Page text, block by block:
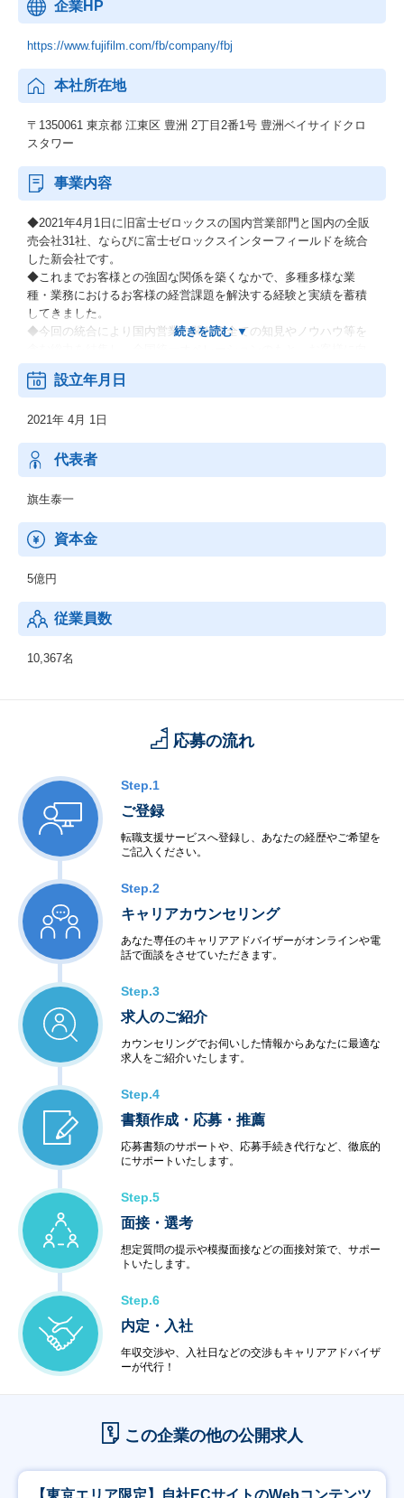
企業HP
https://www.fujifilm.com/fb/company/fbj
本社所在地
〒1350061 東京都 江東区 豊洲 2丁目2番1号 豊洲ベイサイドクロ
スタワー
事業内容
◆2021年4月1日に旧富士ゼロックスの国内営業部門と国内の全販
売会社31社、ならびに富士ゼロックスインターフィールドを統合
した新会社です。
◆これまでお客様との強固な関係を築くなかで、多種多様な業
種・業務におけるお客様の経営課題を解決する経験と実績を蓄積
してきました。
◆今回の統合により国内営業に関わる全ての知見やノウハウ等を
けて新たな価値提供を加速し、これまで以上に迅速かつダイナミ
ックにお客様のニーズにお応えします。
・オフィスソリューション事業
・グラフィックコミュニケーション事業
・ビジネスソリューション事業
設立年月日
2021年 4月 1日
代表者
旗生泰一
資本金
5億円
従業員数
10,367名
応募の流れ
Step.1
ご登録
転職支援サービスへ登録し、あなたの経歴やご希望を
ご記入ください。
Step.2
キャリアカウンセリング
あなた専任のキャリアアドバイザーがオンラインや電
話で面談をさせていただきます。
Step.3
求人のご紹介
カウンセリングでお伺いした情報からあなたに最適な
求人をご紹介いたします。
Step.4
書類作成・応募・推薦
応募書類のサポートや、応募手続き代行など、徹底的
にサポートいたします。
Step.5
面接・選考
想定質問の提示や模擬面接などの面接対策で、サポー
トいたします。
Step.6
内定・入社
年収交渉や、入社日などの交渉もキャリアアドバイザ
ーが代行！
この企業の他の公開求人
【東京エリア限定】自社ECサイトのWebコンテンツ